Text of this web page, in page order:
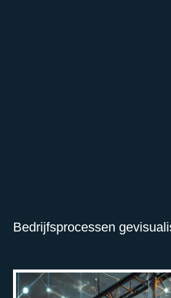
Bedrijfsprocessen